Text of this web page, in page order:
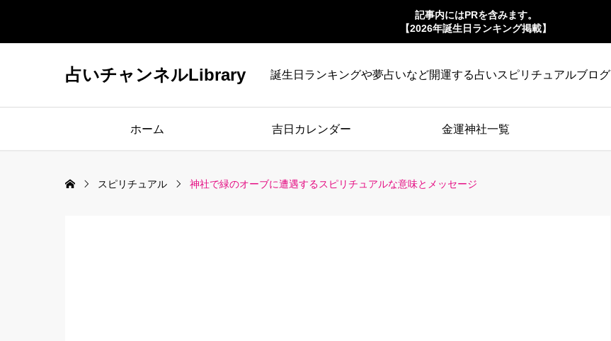
記事内にはPRを含みます。
【2026年誕生日ランキング掲載】
占いチャンネルLibrary 誕生日ランキングや夢占いなど開運する占いスピリチュアルブログ
ホーム 吉日カレンダー 金運神社一覧
スピリチュアル 神社で緑のオーブに遭遇するスピリチュアルな意味とメッセージ